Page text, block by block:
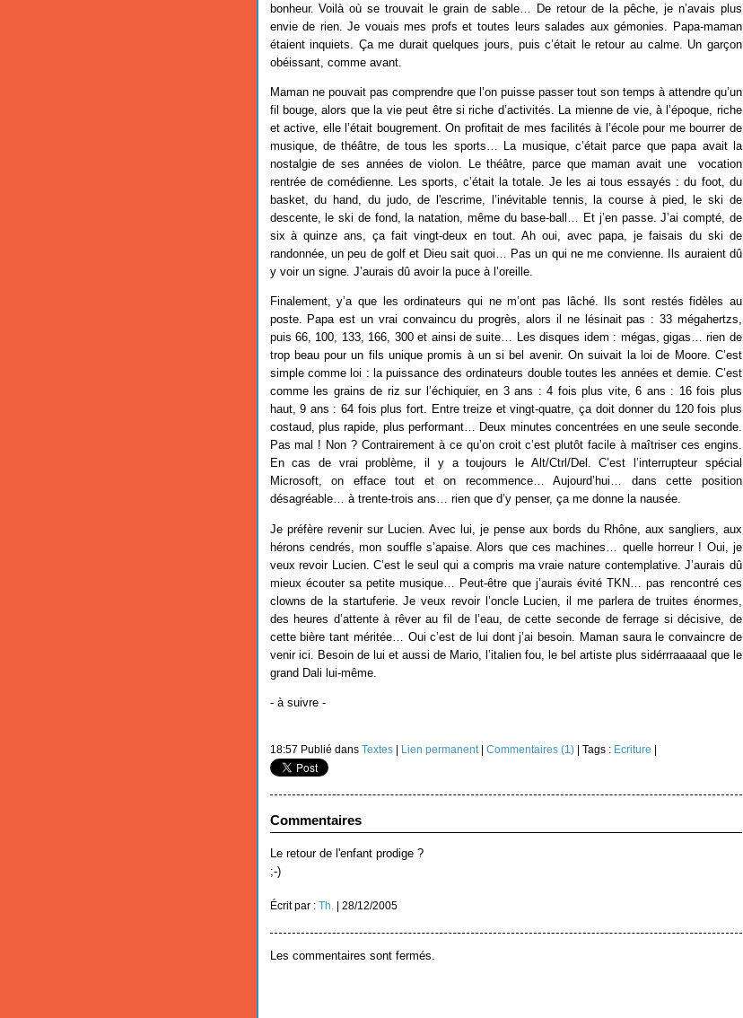
bonheur. Voilà où se trouvait le grain de sable… De retour de la pêche, je n’avais plus
envie de rien. Je vouais mes profs et toutes leurs salades aux gémonies. Papa-maman
étaient inquiets. Ça me durait quelques jours, puis c’était le retour au calme. Un garçon
obéissant, comme avant.
Maman ne pouvait pas comprendre que l’on puisse passer tout son temps à attendre qu’un
fil bouge, alors que la vie peut être si riche d’activités. La mienne de vie, à l’époque, riche
et active, elle l’était bougrement. On profitait de mes facilités à l’école pour me bourrer de
musique, de théâtre, de tous les sports… La musique, c’était parce que papa avait la
nostalgie de ses années de violon. Le théâtre, parce que maman avait une vocation
rentrée de comédienne. Les sports, c’était la totale. Je les ai tous essayés : du foot, du
basket, du hand, du judo, de l'escrime, l’inévitable tennis, la course à pied, le ski de
descente, le ski de fond, la natation, même du base-ball… Et j’en passe. J’ai compté, de
six à quinze ans, ça fait vingt-deux en tout. Ah oui, avec papa, je faisais du ski de
randonnée, un peu de golf et Dieu sait quoi… Pas un qui ne me convienne. Ils auraient dû
y voir un signe. J’aurais dû avoir la puce à l’oreille.
Finalement, y’a que les ordinateurs qui ne m’ont pas lâché. Ils sont restés fidèles au
poste. Papa est un vrai convaincu du progrès, alors il ne lésinait pas : 33 mégahertzs,
puis 66, 100, 133, 166, 300 et ainsi de suite… Les disques idem : mégas, gigas… rien de
trop beau pour un fils unique promis à un si bel avenir. On suivait la loi de Moore. C’est
simple comme loi : la puissance des ordinateurs double toutes les années et demie. C’est
comme les grains de riz sur l’échiquier, en 3 ans : 4 fois plus vite, 6 ans : 16 fois plus
haut, 9 ans : 64 fois plus fort. Entre treize et vingt-quatre, ça doit donner du 120 fois plus
costaud, plus rapide, plus performant… Deux minutes concentrées en une seule seconde.
Pas mal ! Non ? Contrairement à ce qu’on croit c’est plutôt facile à maîtriser ces engins.
En cas de vrai problème, il y a toujours le Alt/Ctrl/Del. C’est l’interrupteur spécial
Microsoft, on efface tout et on recommence… Aujourd’hui… dans cette position
désagréable… à trente-trois ans… rien que d’y penser, ça me donne la nausée.
Je préfère revenir sur Lucien. Avec lui, je pense aux bords du Rhône, aux sangliers, aux
hérons cendrés, mon souffle s’apaise. Alors que ces machines… quelle horreur ! Oui, je
veux revoir Lucien. C’est le seul qui a compris ma vraie nature contemplative. J’aurais dû
mieux écouter sa petite musique… Peut-être que j’aurais évité TKN… pas rencontré ces
clowns de la startuferie. Je veux revoir l’oncle Lucien, il me parlera de truites énormes,
des heures d’attente à rêver au fil de l’eau, de cette seconde de ferrage si décisive, de
cette bière tant méritée… Oui c’est de lui dont j’ai besoin. Maman saura le convaincre de
venir ici. Besoin de lui et aussi de Mario, l’italien fou, le bel artiste plus sidérrraaaaal que le
grand Dali lui-même.
- à suivre -
18:57 Publié dans Textes| Lien permanent| Commentaires (1)| Tags : Ecriture |
Commentaires
Le retour de l'enfant prodige ?
;-)
Écrit par : Th.| 28/12/2005
Les commentaires sont fermés.